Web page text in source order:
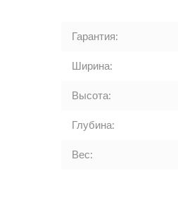
Гарантия:
Ширина:
Высота:
Глубина:
Вес: